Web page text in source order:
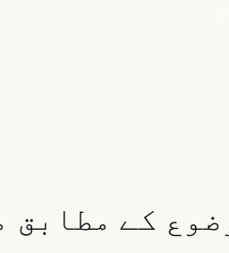
کے مطابق